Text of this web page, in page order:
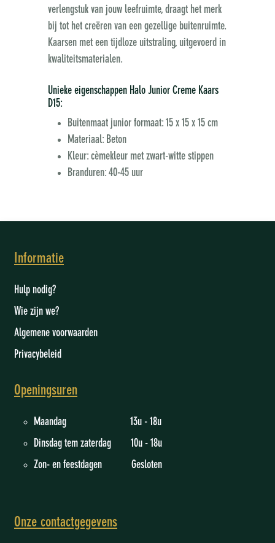
verlengstuk van jouw leefruimte, draagt het merk
bij tot het creëren van een gezellige buitenruimte.
Kaarsen met een tijdloze uitstraling, uitgevoerd in
kwaliteitsmaterialen.
Unieke eigenschappen Halo Junior Creme Kaars
D15:
Buitenmaat junior formaat: 15 x 15 x 15 cm
Materiaal: Beton
Kleur: cèmekleur met zwart-witte stippen
Branduren: 40-45 uur
Informatie
Hulp nodig?
Wie zijn we?
Algemene voorwaarden
Privacybeleid
Openingsuren
Maandag 13u - 18u
Dinsdag tem zaterdag 10u - 18u
Zon- en feestdagen Gesloten
Onze contactgegevens